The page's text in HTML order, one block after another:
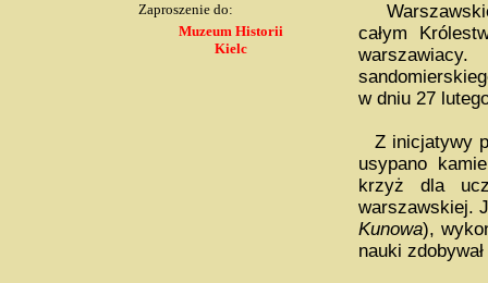
Zaproszenie do:
Muzeum Historii
Kielc
całym
w dniu 27
Z inicjatywy
usypano
krzyż dla
warszawskiej.
Kunowa),
nauki